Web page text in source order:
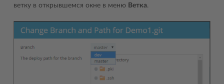
ветку в открывшемся окне в меню Ветка.